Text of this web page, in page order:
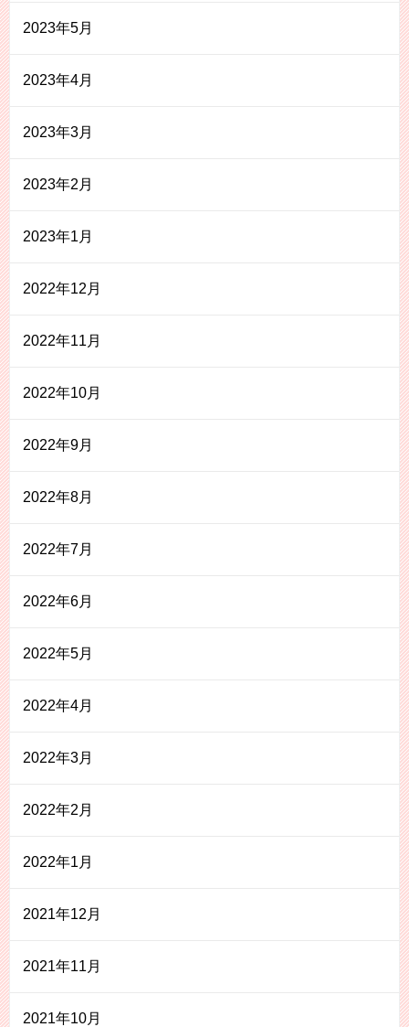
2023年5月
2023年4月
2023年3月
2023年2月
2023年1月
2022年12月
2022年11月
2022年10月
2022年9月
2022年8月
2022年7月
2022年6月
2022年5月
2022年4月
2022年3月
2022年2月
2022年1月
2021年12月
2021年11月
2021年10月